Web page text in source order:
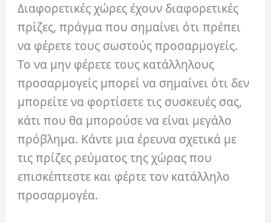
Διαφορετικές χώρες έχουν διαφορετικές
πρίζες, πράγμα που σημαίνει ότι πρέπει
να φέρετε τους σωστούς προσαρμογείς.
Το να μην φέρετε τους κατάλληλους
προσαρμογείς μπορεί να σημαίνει ότι δεν
μπορείτε να φορτίσετε τις συσκευές σας,
κάτι που θα μπορούσε να είναι μεγάλο
πρόβλημα. Κάντε μια έρευνα σχετικά με
τις πρίζες ρεύματος της χώρας που
επισκέπτεστε και φέρτε τον κατάλληλο
προσαρμογέα.